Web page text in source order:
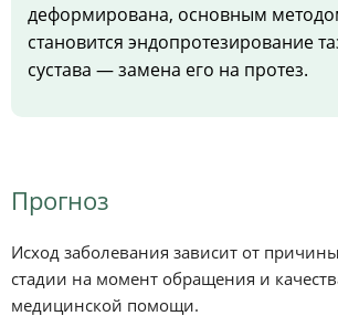
деформирована, основным
становится эндопротезирование
сустава — замена его на протез.
Прогноз
Исход заболевания зависит от
стадии на момент обращения и
медицинской помощи.